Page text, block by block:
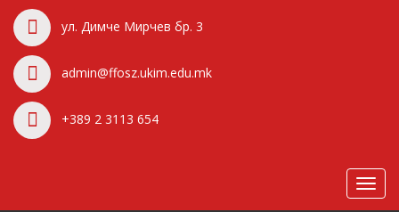
ул. Димче Мирчев бр. 3
admin@ffosz.ukim.edu.mk
+389 2 3113 654